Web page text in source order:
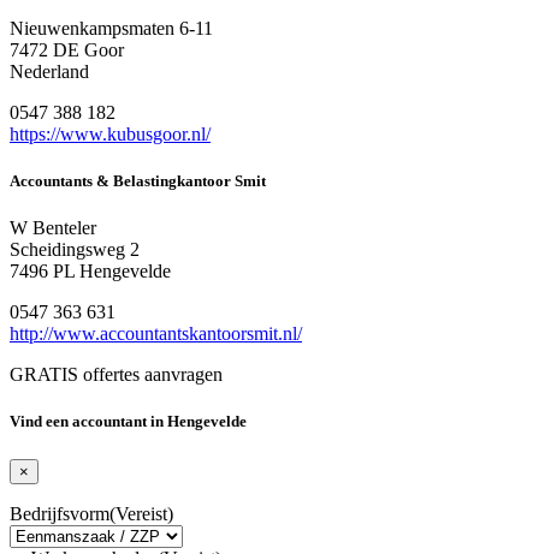
Nieuwenkampsmaten 6-11
7472 DE Goor
Nederland
0547 388 182
https://www.kubusgoor.nl/
Accountants & Belastingkantoor Smit
W Benteler
Scheidingsweg 2
7496 PL Hengevelde
0547 363 631
http://www.accountantskantoorsmit.nl/
GRATIS offertes aanvragen
Vind een accountant in Hengevelde
×
Bedrijfsvorm(Vereist)